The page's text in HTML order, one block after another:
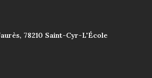
Jaurès, 78210 Saint-Cyr-L'École